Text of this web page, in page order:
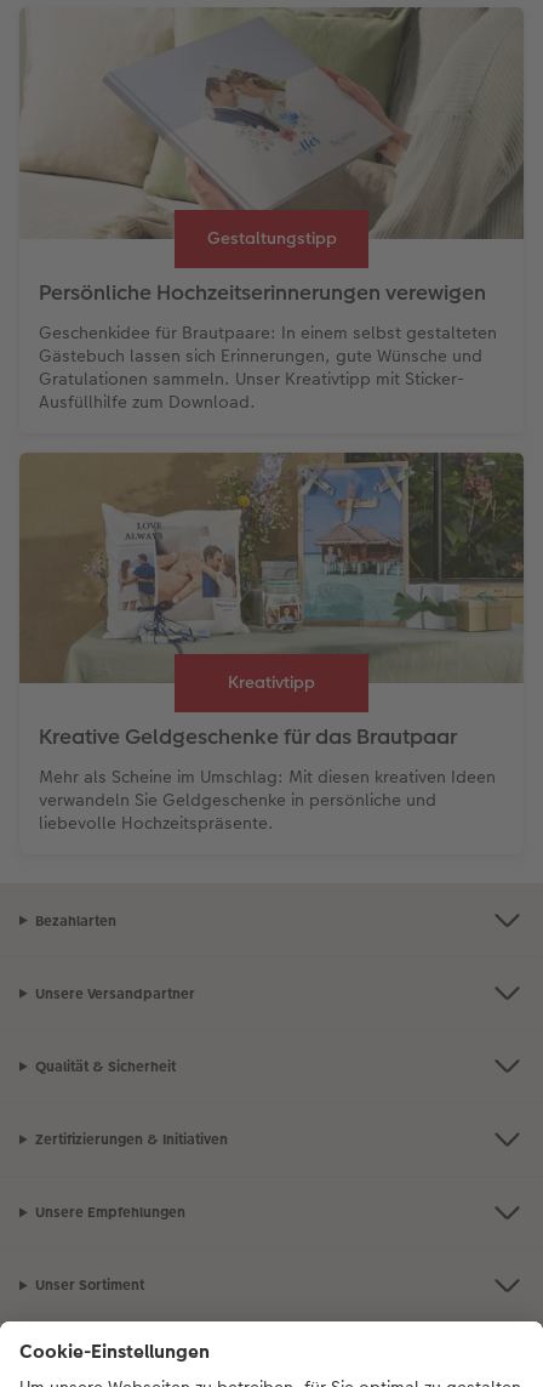
Gestaltungstipp
Persönliche Hochzeitserinnerungen verewigen
Geschenkidee für Brautpaare: In einem selbst gestalteten
Gästebuch lassen sich Erinnerungen, gute Wünsche und
Gratulationen sammeln. Unser Kreativtipp mit Sticker-
Ausfüllhilfe zum Download.
Kreativtipp
Kreative Geldgeschenke für das Brautpaar
Mehr als Scheine im Umschlag: Mit diesen kreativen Ideen
verwandeln Sie Geldgeschenke in persönliche und
liebevolle Hochzeitspräsente.
Bezahlarten
Unsere Versandpartner
Qualität & Sicherheit
Zertifizierungen & Initiativen
Unsere Empfehlungen
Unser Sortiment
Service